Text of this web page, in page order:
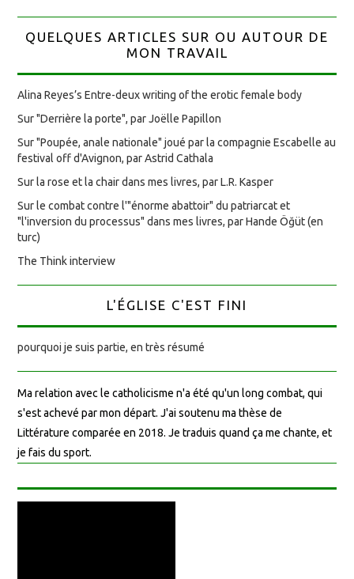
QUELQUES ARTICLES SUR OU AUTOUR DE
MON TRAVAIL
Alina Reyes’s Entre-deux writing of the erotic female body
Sur "Derrière la porte", par Joëlle Papillon
Sur "Poupée, anale nationale" joué par la compagnie Escabelle au
festival off d'Avignon, par Astrid Cathala
Sur la rose et la chair dans mes livres, par L.R. Kasper
Sur le combat contre l'"énorme abattoir" du patriarcat et
"l'inversion du processus" dans mes livres, par Hande Öğüt (en
turc)
The Think interview
L'ÉGLISE C'EST FINI
pourquoi je suis partie, en très résumé
Ma relation avec le catholicisme n'a été qu'un long combat, qui
s'est achevé par mon départ. J'ai soutenu ma thèse de
Littérature comparée en 2018. Je traduis quand ça me chante, et
je fais du sport.